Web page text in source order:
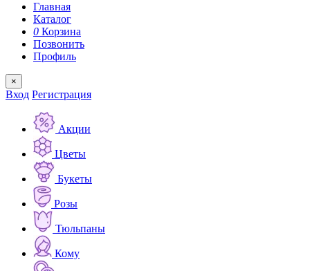
Главная
Каталог
0 Корзина
Позвонить
Профиль
×
Вход Регистрация
Акции
Цветы
Букеты
Розы
Тюльпаны
Кому